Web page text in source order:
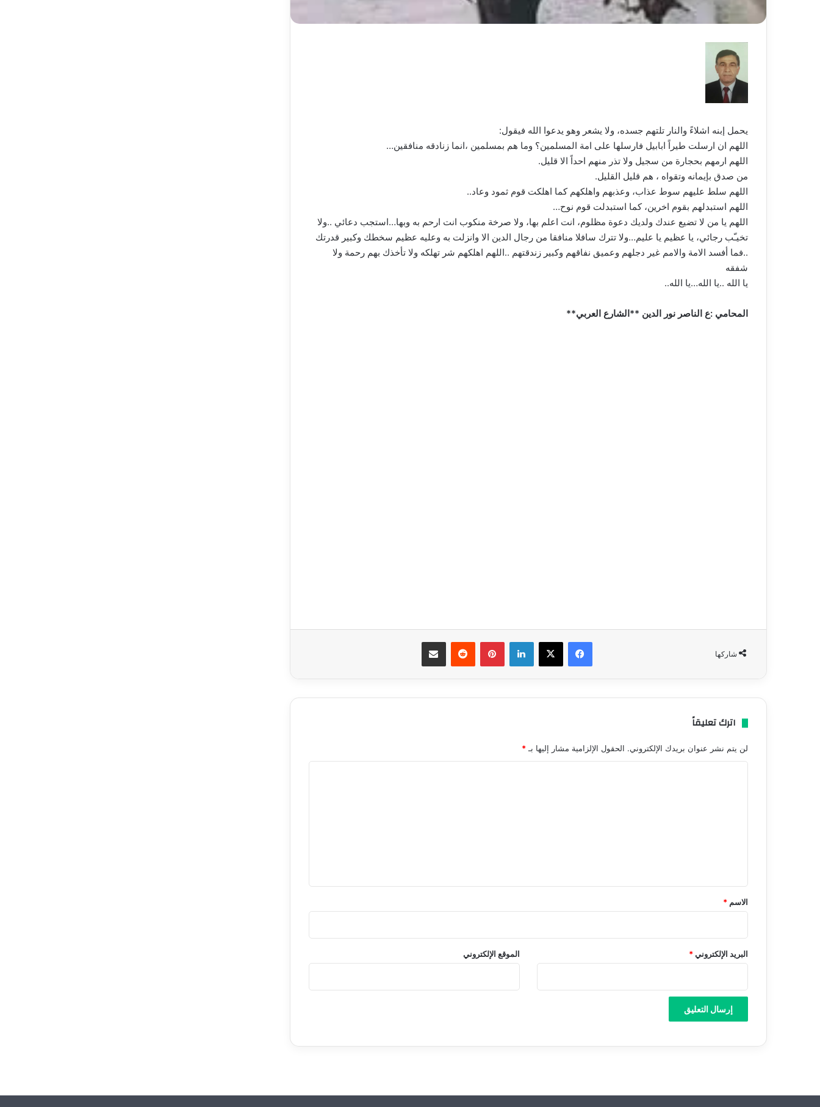
يحمل إبنه اشلاءً والنار تلتهم جسده، ولا يشعر وهو يدعوا الله فيقول:
اللهم ان ارسلت طيراً ابابيل فارسلها على امة المسلمين؟ وما هم بمسلمين ،انما زنادقه منافقين…
اللهم ارمهم بحجارة من سجيل ولا تذر منهم احداً الا قليل.
من صدق بإيمانه وتقواه ، هم قليل القليل.
اللهم سلط عليهم سوط عذاب، وعذبهم واهلكهم كما اهلكت قوم ثمود وعاد..
اللهم استبدلهم بقوم اخرين، كما استبدلت قوم نوح…
اللهم يا من لا تضيع عندك ولديك دعوة مظلوم، انت اعلم بها، ولا صرخة منكوب انت ارحم به وبها…استجب دعائي ..ولا
تخيـّب رجائي، يا عظيم يا عليم…ولا تترك سافلا منافقا من رجال الدين الا وانزلت به وعليه عظيم سخطك وكبير قدرتك
..فما أفسد الامة والامم غير دجلهم وعميق نفاقهم وكبير زندقتهم ..اللهم اهلكهم شر تهلكه ولا تأخذك بهم رحمة ولا
شفقه
يا الله ..يا الله…يا الله..
المحامي :ع الناصر نور الدين **الشارع العربي**
شاركها
فيسبوك ‫X لينكدإن بينتيريست
‏Reddit مشاركة عبر البريد
اترك تعليقاً
لن يتم نشر عنوان بريدك الإلكتروني. الحقول الإلزامية مشار إليها بـ *
*
الاسم *
البريد الإلكتروني* الموقع الإلكتروني